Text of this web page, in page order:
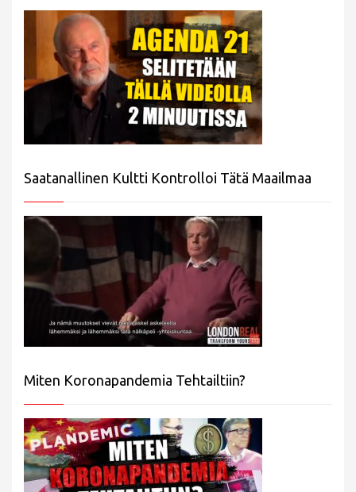
Saatanallinen Kultti Kontrolloi Tätä Maailmaa
Miten Koronapandemia Tehtailtiin?